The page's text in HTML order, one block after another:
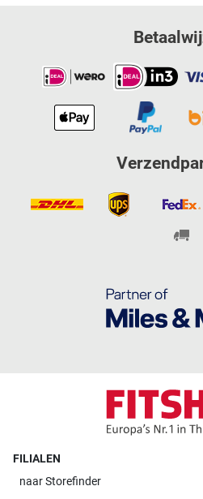
FILIALEN
naarStorefinder